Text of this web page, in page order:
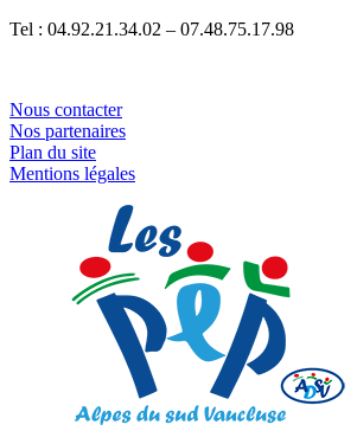
Tel : 04.92.21.34.02 – 07.48.75.17.98
Nous contacter
Nos partenaires
Plan du site
Mentions légales